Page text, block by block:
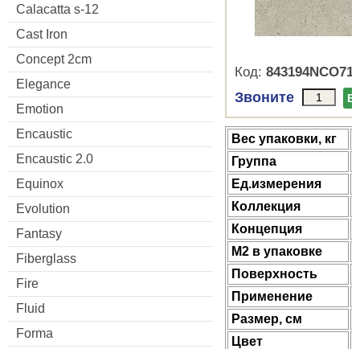
Calacatta s-12
Cast Iron
Concept 2cm
Elegance
Emotion
Encaustic
Encaustic 2.0
Equinox
Evolution
Fantasy
Fiberglass
Fire
Fluid
Forma
Код:
Звоните В
Веc упаковки, кг
Группа
Ед.измерения
Коллекция
Концепция
М2 в упаковке
Поверхность
Применение
Размер, см
Цвет